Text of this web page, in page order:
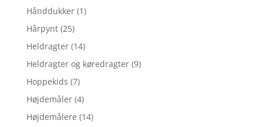
Hånddukker (1)
Hårpynt (25)
Heldragter (14)
Heldragter og køredragter (9)
Hoppekids (7)
Højdemåler (4)
Højdemålere (14)